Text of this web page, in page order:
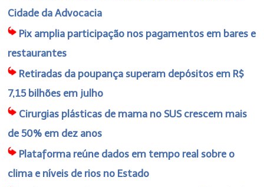
Cidade da Advocacia
Pix amplia participação nos pagamentos em bares e
restaurantes
Retiradas da poupança superam depósitos em R$
7,15 bilhões em julho
Cirurgias plásticas de mama no SUS crescem mais
de 50% em dez anos
Plataforma reúne dados em tempo real sobre o
clima e níveis de rios no Estado